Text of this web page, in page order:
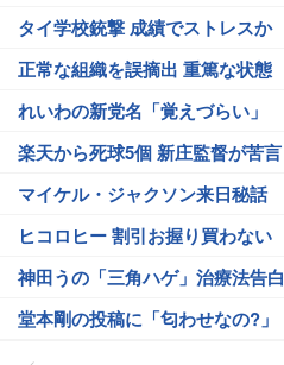
タイ学校銃撃 成績でストレスか
正常な組織を誤摘出 重篤な状態
れいわの新党名「覚えづらい」
楽天から死球5個 新庄監督が苦言
マイケル・ジャクソン来日秘話
ヒコロヒー 割引お握り買わない
神田うの「三角ハゲ」治療法告白
堂本剛の投稿に「匂わせなの?」